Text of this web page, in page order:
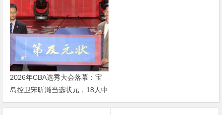
2026年CBA选秀大会落幕：宝
岛控卫宋昕澔当选状元，18人中
选创历史新低